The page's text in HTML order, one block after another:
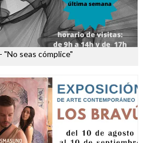
"No seas cómplice"